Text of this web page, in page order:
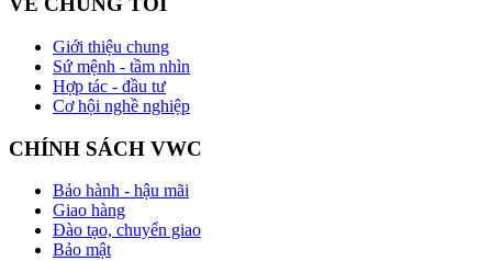
Giới thiệu chung
Sứ mệnh - tầm nhìn
Hợp tác - đầu tư
Cơ hội nghề nghiệp
CHÍNH SÁCH VWC
Bảo hành - hậu mãi
Giao hàng
Đào tạo, chuyển giao
Bảo mật